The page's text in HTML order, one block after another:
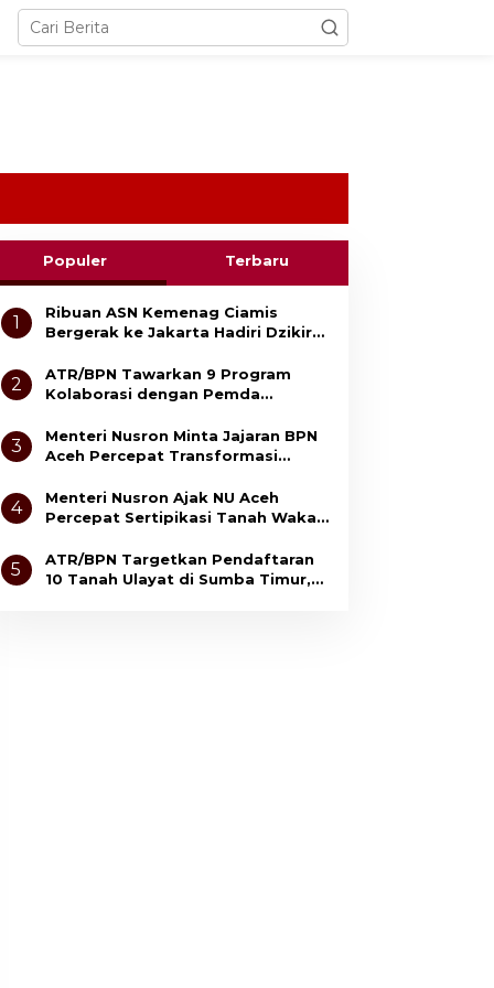
Populer Terbaru
1
Ribuan ASN Kemenag Ciamis
Bergerak ke Jakarta Hadiri Dzikir
2
ATR/BPN Tawarkan 9 Program
Kolaborasi dengan Pemda
Pertanahan
3
Menteri Nusron Minta Jajaran BPN
Aceh Percepat Transformasi
Kepuasan Masyarakat
4
Menteri Nusron Ajak NU Aceh
Percepat Sertipikasi Tanah Wakaf
5
ATR/BPN Targetkan Pendaftaran
10 Tanah Ulayat di Sumba Timur,